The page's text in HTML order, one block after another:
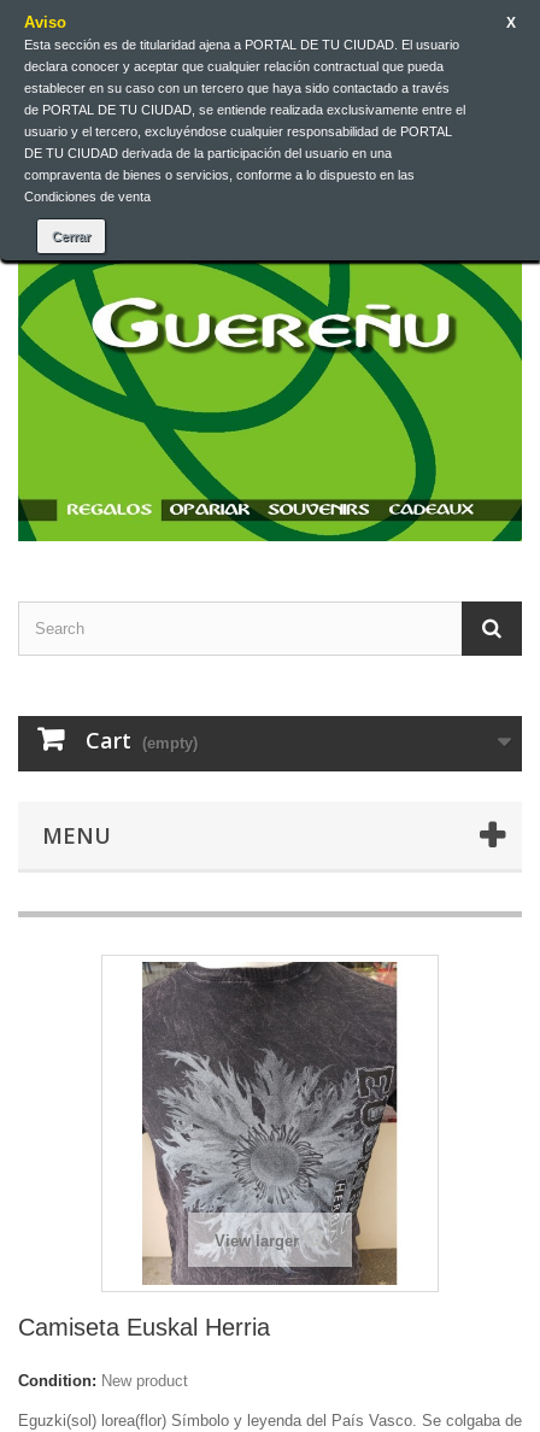
Aviso
Esta sección es de titularidad ajena a PORTAL DE TU CIUDAD. El usuario
declara conocer y aceptar que cualquier relación contractual que pueda
establecer en su caso con un tercero que haya sido contactado a través
de PORTAL DE TU CIUDAD, se entiende realizada exclusivamente entre el
usuario y el tercero, excluyéndose cualquier responsabilidad de PORTAL
DE TU CIUDAD derivada de la participación del usuario en una
compraventa de bienes o servicios, conforme a lo dispuesto en las
Condiciones de venta
X
EUR
English
Contact us
Cart (empty)
MENU
View larger
Camiseta Euskal Herria
Condition: New product
Eguzki(sol) lorea(flor) Símbolo y leyenda del País Vasco. Se colgaba de